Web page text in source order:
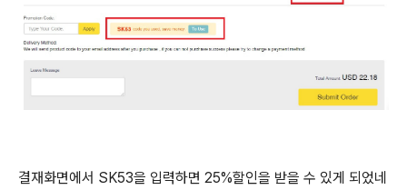
결재화면에서 SK53을 입력하면 25%할인을 받을 수 있게 되었네